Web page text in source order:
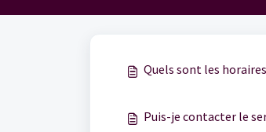
Quels sont les
Puis-je contacter le